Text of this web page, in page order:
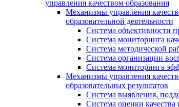
управления качеством образования
Механизмы управления
образовательной деятельности
Система объективности
Система мониторинга
Система методической
Система организации
Система мониторинга
Механизмы управления
образовательных результатов
Система выявления,
Система оценки